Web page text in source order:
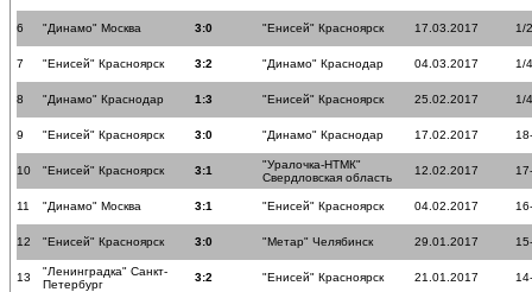
6 "Динамо" Москва 3:0 "Енисей" Красноярск 17.03.2017 1/
7 "Енисей" Красноярск 3:2 "Динамо" Краснодар 04.03.2017 1/
8 "Динамо" Краснодар 1:3 "Енисей" Красноярск 25.02.2017 1/
9 "Енисей" Красноярск 3:0 "Динамо" Краснодар 17.02.2017
10 "Енисей" Красноярск 3:1
"Уралочка-НТМК"
Свердловская область
12.02.2017
11 "Динамо" Москва 3:1 "Енисей" Красноярск 04.02.2017
12 "Енисей" Красноярск 3:0 "Метар" Челябинск 29.01.2017
13
"Ленинградка" Санкт-
Петербург
3:2 "Енисей" Красноярск 21.01.2017